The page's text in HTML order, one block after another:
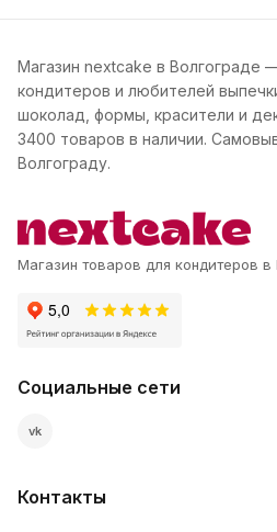
Магазин nextcake в Волгограде
кондитеров и любителей
шоколад, формы, красители и
3400 товаров в наличии.
Волгограду.
Магазин товаров для кондитеров в
Социальные сети
vk
Контакты